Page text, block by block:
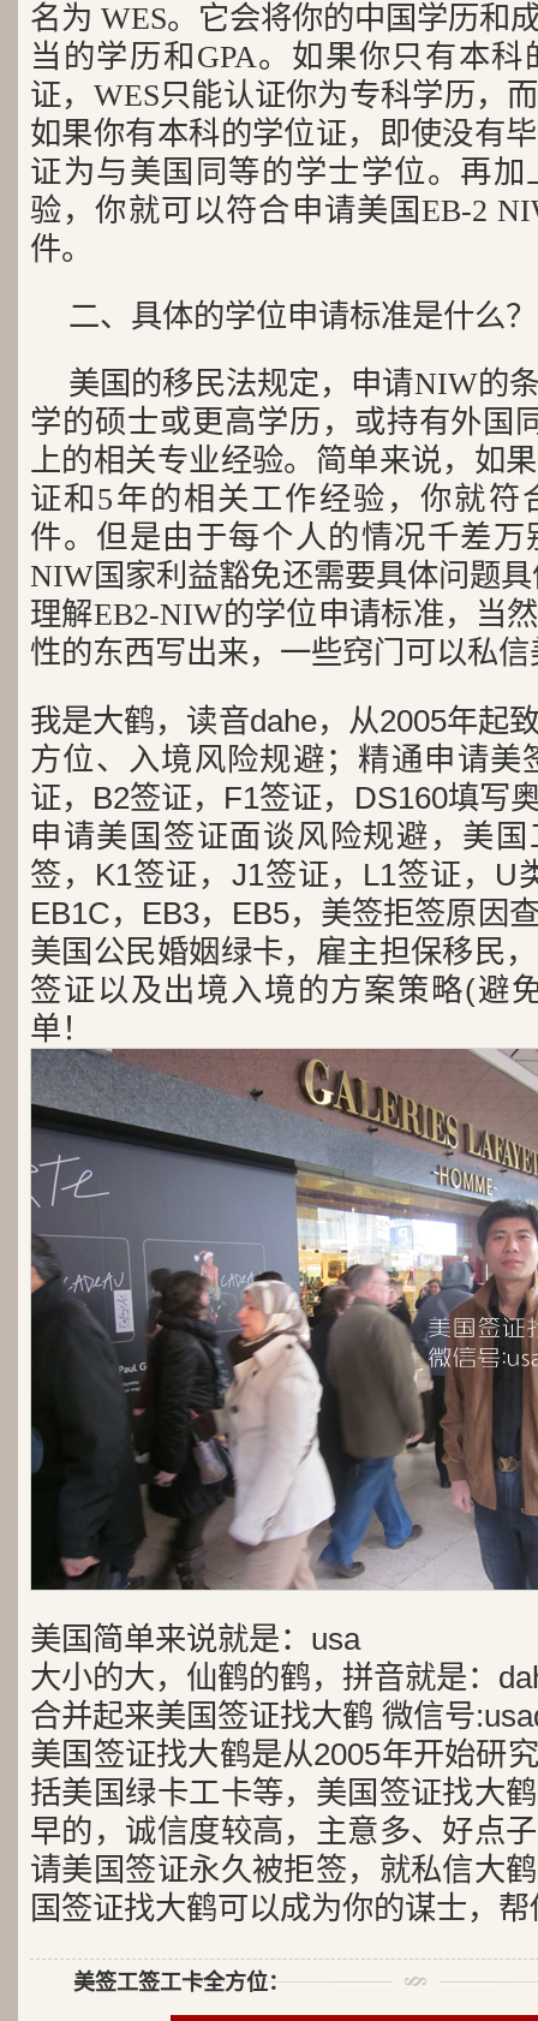
名为 WES。它会将你的中国学历和
当的学历和GPA。如果你只有本
证，WES只能认证你为专科学历，
如果你有本科的学位证，即使没有
证为与美国同等的学士学位。再
验，你就可以符合申请美国EB-2
件。
二、具体的学位申请标准是什么？
美国的移民法规定，申请NIW的
学的硕士或更高学历，或持有外国
上的相关专业经验。简单来说，如
证和5年的相关工作经验，你就符
件。但是由于每个人的情况千差
NIW国家利益豁免还需要具体问题
理解EB2-NIW的学位申请标准，当
性的东西写出来，一些窍门可以私
我是大鹤，读音dahe，从2005年起
方位、入境风险规避；精通申请美
证，B2签证，F1签证，DS160填写
申请美国签证面谈风险规避，美
签，K1签证，J1签证，L1签证，U
EB1C，EB3，EB5，美签拒签原因
美国公民婚姻绿卡，雇主担保移民
签证以及出境入境的方案策略(避
单！
美国简单来说就是：usa
大小的大，仙鹤的鹤，拼音就是：
合并起来美国签证找大鹤 微信号
美国签证找大鹤是从2005年开始研
括美国绿卡工卡等，美国签证找大
早的，诚信度较高，主意多、好点
请美国签证永久被拒签，就私信大
国签证找大鹤可以成为你的谋士，
美签工签工卡全方位：